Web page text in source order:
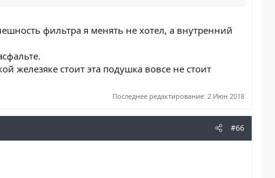
фильтра я менять не хотел, а внутренний
железяке стоит эта подушка вовсе не стоит
Последнее редактирование: 2 Июн 2018
#66